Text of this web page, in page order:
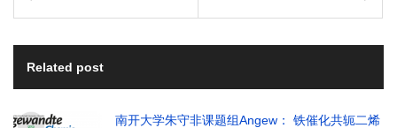
Related post
南开大学朱守非课题组Angew： 铁催化共轭二烯